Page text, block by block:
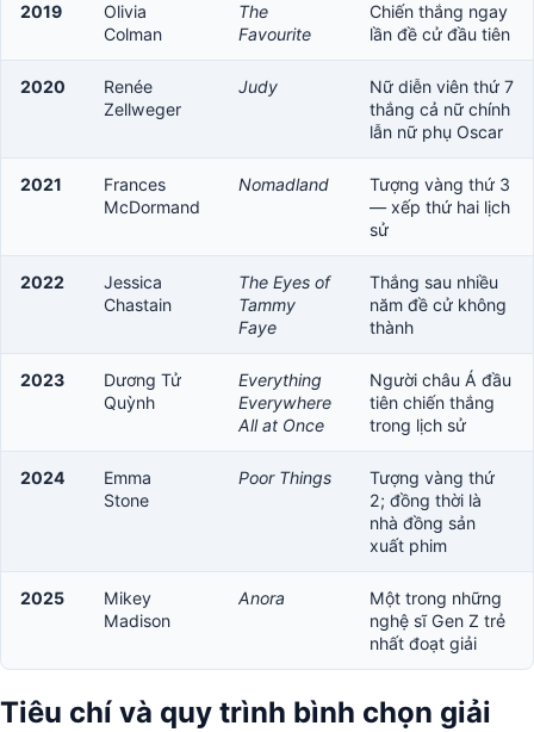
2019
Olivia
Colman
The
Favourite
Chiến thắng ngay
lần đề cử đầu tiên
2020
Renée
Zellweger
Judy
Nữ diễn viên thứ 7
thắng cả nữ chính
lẫn nữ phụ Oscar
2021
Frances
McDormand
Nomadland
Tượng vàng thứ 3
— xếp thứ hai lịch
sử
2022
Jessica
Chastain
The Eyes of
Tammy
Faye
Thắng sau nhiều
năm đề cử không
thành
2023
Dương Tử
Quỳnh
Everything
Everywhere
All at Once
Người châu Á đầu
tiên chiến thắng
trong lịch sử
2024
Emma
Stone
Poor Things
Tượng vàng thứ
2; đồng thời là
nhà đồng sản
xuất phim
2025
Mikey
Madison
Anora
Một trong những
nghệ sĩ Gen Z trẻ
nhất đoạt giải
Tiêu chí và quy trình bình chọn giải